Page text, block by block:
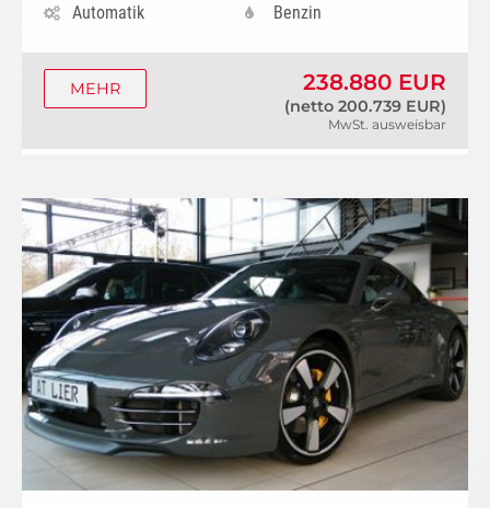
Automatik
Benzin
238.880 EUR
(netto 200.739 EUR)
MwSt. ausweisbar
MEHR